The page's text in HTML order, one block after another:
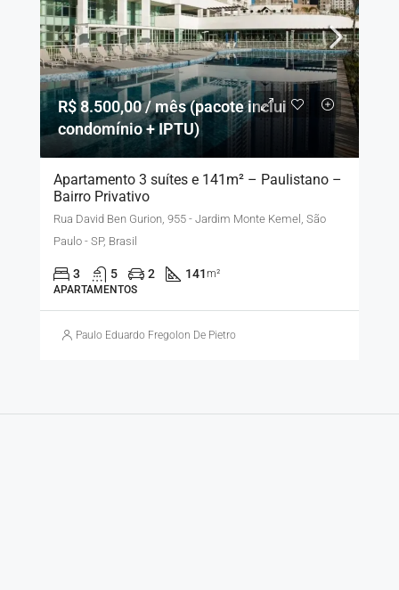
R$ 8.500,00 / mês (pacote inclui
condomínio + IPTU)
Apartamento 3 suítes e 141m² – Paulistano –
Bairro Privativo
Rua David Ben Gurion, 955 - Jardim Monte Kemel, São
Paulo - SP, Brasil
3 5 2 141m²
APARTAMENTOS
Paulo Eduardo Fregolon De Pietro